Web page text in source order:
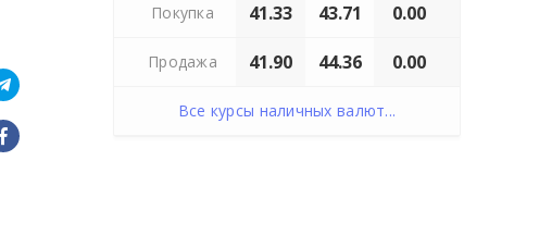
Покупка 41.33 43.71 0.00
Продажа 41.90 44.36 0.00
Все курсы наличных валют...